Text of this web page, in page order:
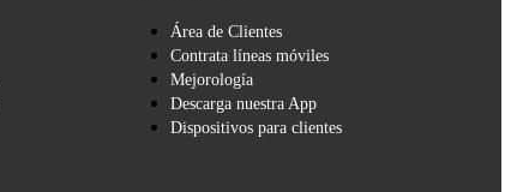
Área de Clientes
Contrata líneas móviles
Mejorología
Descarga nuestra App
Dispositivos para clientes